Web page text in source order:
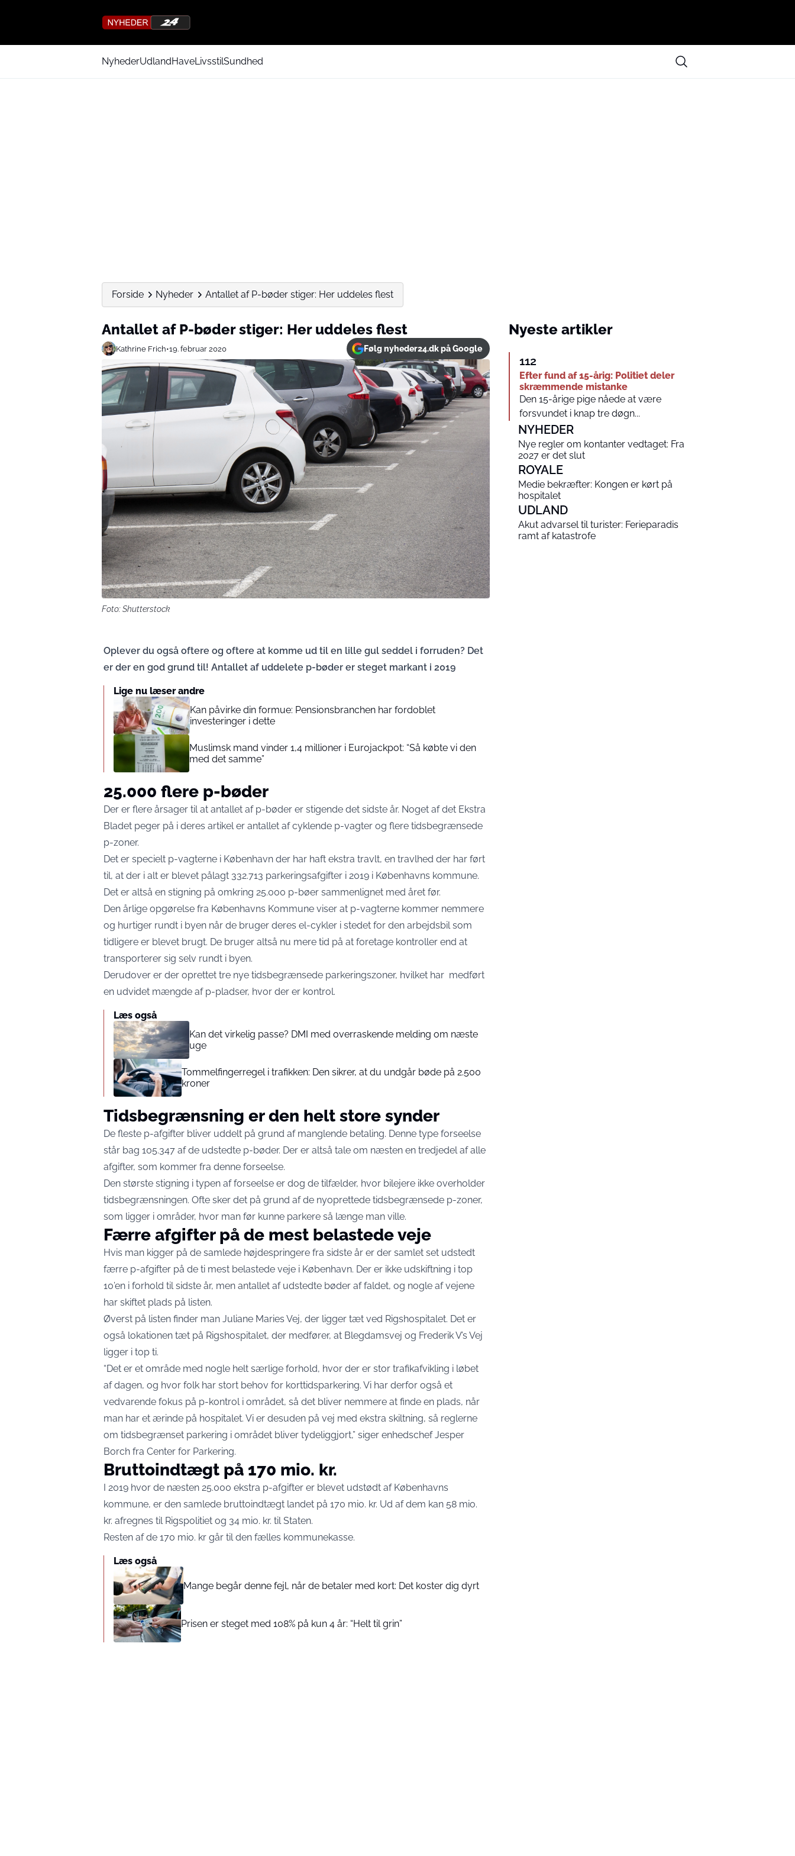
NyhederUdlandHaveLivsstilSundhed
Forside Nyheder Antallet af P-bøder stiger: Her uddeles flest
Antallet af P-bøder stiger: Her uddeles flest
Kathrine Frich•19. februar 2020 Følg nyheder24.dk på Google
Foto: Shutterstock
Oplever du også oftere og oftere at komme ud til en lille gul seddel i forruden? Det
er der en god grund til! Antallet af uddelete p-bøder er steget markant i 2019
Lige nu læser andre
Kan påvirke din formue: Pensionsbranchen har fordoblet
investeringer i dette
Muslimsk mand vinder 1,4 millioner i Eurojackpot: “Så købte vi den
med det samme”
25.000 flere p-bøder
Der er flere årsager til at antallet af p-bøder er stigende det sidste år. Noget af det Ekstra
Bladet peger på i deres artikeler antallet af cyklende p-vagter og flere tidsbegrænsede
p-zoner.
Det er specielt p-vagterne i København der har haft ekstra travlt, en travlhed der har ført
til, at der i alt er blevet pålagt 332.713 parkeringsafgifter i 2019 i Københavns kommune.
Det er altså en stigning på omkring 25.000 p-bøer sammenlignet med året før.
Den årlige opgørelse fra Københavns Kommune viser at p-vagterne kommer nemmere
og hurtiger rundt i byen når de bruger deres el-cykler i stedet for den arbejdsbil som
tidligere er blevet brugt. De bruger altså nu mere tid på at foretage kontroller end at
transporterer sig selv rundt i byen.
Derudover er der oprettet tre nye tidsbegrænsede parkeringszoner, hvilket har medført
en udvidet mængde af p-pladser, hvor der er kontrol.
Læs også
Kan det virkelig passe? DMI med overraskende melding om næste
uge
Tommelfingerregel i trafikken: Den sikrer, at du undgår bøde på 2.500
kroner
Tidsbegrænsning er den helt store synder
De fleste p-afgifter bliver uddelt på grund af manglende betaling. Denne type forseelse
står bag 105.347 af de udstedte p-bøder. Der er altså tale om næsten en tredjedel af alle
afgifter, som kommer fra denne forseelse.
Den største stigning i typen af forseelse er dog de tilfælder, hvor bilejere ikke overholder
tidsbegrænsningen. Ofte sker det på grund af de nyoprettede tidsbegrænsede p-zoner,
som ligger i områder, hvor man før kunne parkere så længe man ville.
Færre afgifter på de mest belastede veje
Hvis man kigger på de samlede højdespringere fra sidste år er der samlet set udstedt
færre p-afgifter på de ti mest belastede veje i København. Der er ikke udskiftning i top
10’en i forhold til sidste år, men antallet af udstedte bøder af faldet, og nogle af vejene
har skiftet plads på listen.
Øverst på listen finder man Juliane Maries Vej, der ligger tæt ved Rigshospitalet. Det er
også lokationen tæt på Rigshospitalet, der medfører, at Blegdamsvej og Frederik V’s Vej
ligger i top ti.
“Det er et område med nogle helt særlige forhold, hvor der er stor trafikafvikling i løbet
af dagen, og hvor folk har stort behov for korttidsparkering. Vi har derfor også et
vedvarende fokus på p-kontrol i området, så det bliver nemmere at finde en plads, når
man har et ærinde på hospitalet. Vi er desuden på vej med ekstra skiltning, så reglerne
om tidsbegrænset parkering i området bliver tydeliggjort,” siger enhedschef Jesper
Borch fra Center for Parkering.
Bruttoindtægt på 170 mio. kr.
I 2019 hvor de næsten 25.000 ekstra p-afgifter er blevet udstødt af Københavns
kommune, er den samlede bruttoindtægt landet på 170 mio. kr. Ud af dem kan 58 mio.
kr. afregnes til Rigspolitiet og 34 mio. kr. til Staten.
Resten af de 170 mio. kr går til den fælles kommunekasse.
Læs også
Mange begår denne fejl, når de betaler med kort: Det koster dig dyrt
Prisen er steget med 108% på kun 4 år: “Helt til grin”
Nyeste artikler
112
Efter fund af 15-årig: Politiet deler
skræmmende mistanke
Den 15-årige pige nåede at være
forsvundet i knap tre døgn...
NYHEDER
Nye regler om kontanter vedtaget: Fra
2027 er det slut
ROYALE
Medie bekræfter: Kongen er kørt på
hospitalet
UDLAND
Akut advarsel til turister: Ferieparadis
ramt af katastrofe